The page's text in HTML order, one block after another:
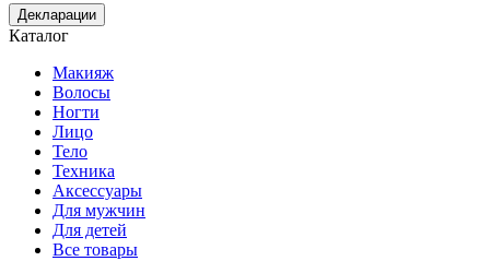
Декларации
Каталог
Макияж
Волосы
Ногти
Лицо
Тело
Техника
Аксессуары
Для мужчин
Для детей
Все товары